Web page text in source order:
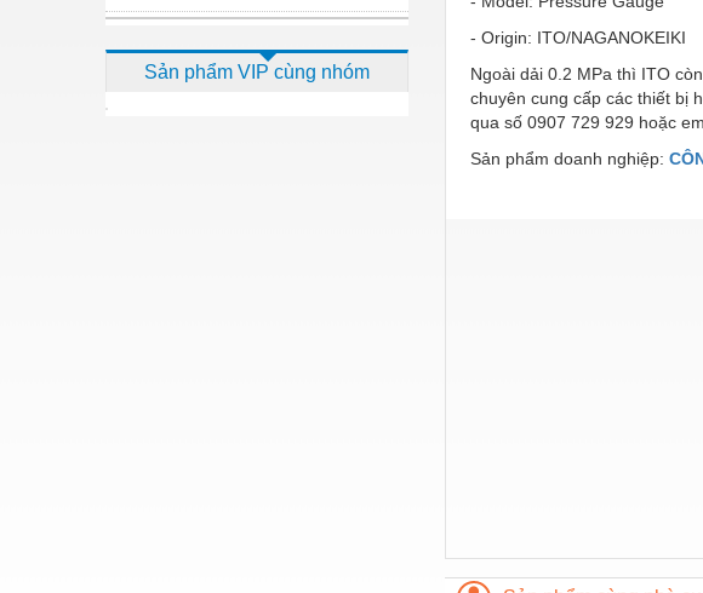
Dịch vụ - Thi công
Sản phẩm VIP cùng nhóm
- Origin: ITO/NAGANOKEIKI
Ngoài dải 0.2 MPa thì ITO
chuyên cung cấp các thiết bị
qua số 0907 729 929 hoặc
Sản phẩm doanh nghiệp: